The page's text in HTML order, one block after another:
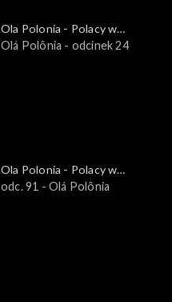
Ola Polonia - Polacy w
Brazylii i Ameryce
Olá Polônia - odcinek 24
Ola Polonia - Polacy w
Brazylii i Ameryce
odc. 91 - Olá Polônia